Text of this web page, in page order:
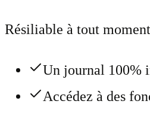
Résiliable à tout
Un journal 100%
Accédez à des